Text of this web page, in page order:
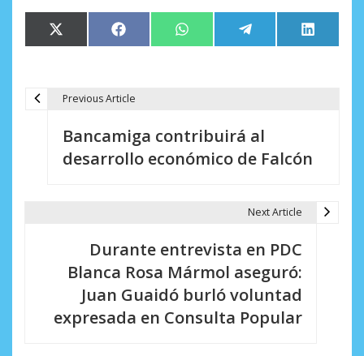
Compartir
en
X
(Twitter)
Compartir
en
Facebook Compartir
en
WhatsApp Compartir
en
Telegram
en
LinkedIn
Previous Article
Bancamiga contribuirá al
desarrollo económico de Falcón
Next Article
Durante entrevista en PDC
Blanca Rosa Mármol aseguró:
Juan Guaidó burló voluntad
expresada en Consulta Popular